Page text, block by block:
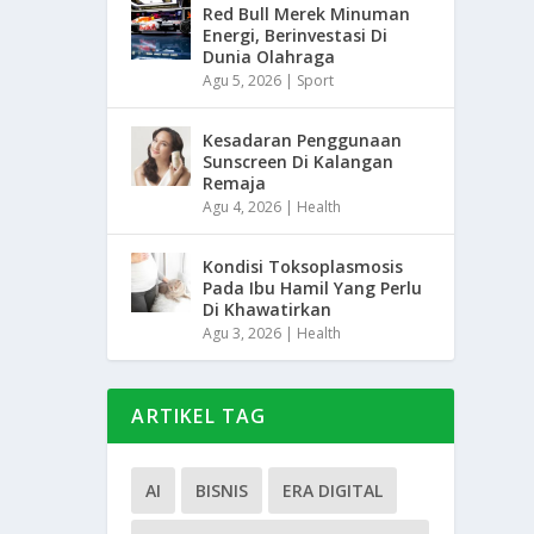
Red Bull Merek Minuman
Energi, Berinvestasi Di
Dunia Olahraga
Agu 5, 2026 | Sport
Kesadaran Penggunaan
Sunscreen Di Kalangan
Remaja
Agu 4, 2026 | Health
Kondisi Toksoplasmosis
Pada Ibu Hamil Yang Perlu
Di Khawatirkan
Agu 3, 2026 | Health
ARTIKEL TAG
AI BISNIS ERA DIGITAL